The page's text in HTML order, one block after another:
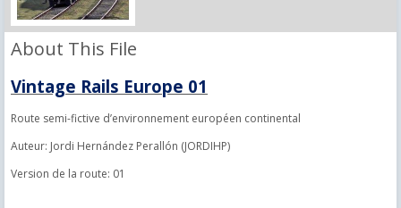
About This File
Vintage Rails Europe 01
Route semi-fictive d’environnement européen continental
Auteur: Jordi Hernández Perallón (JORDIHP)
Version de la route: 01